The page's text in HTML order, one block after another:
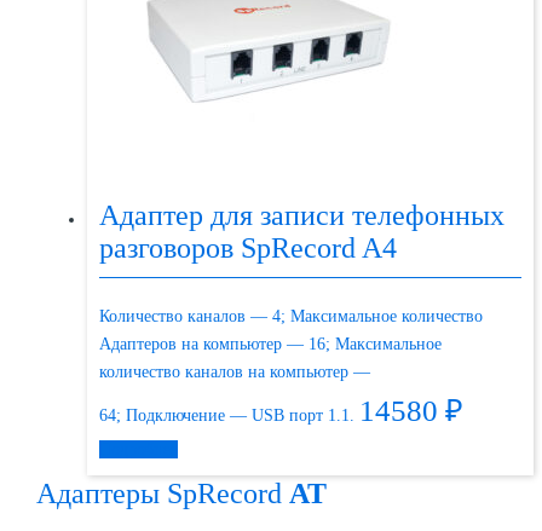
Адаптер для записи телефонных
разговоров SpRecord A4
Количество каналов — 4; Максимальное количество
Адаптеров на компьютер — 16; Максимальное
количество каналов на компьютер —
64; Подключение — USB порт 1.1. 14580 ₽
Адаптеры SpRecord AT